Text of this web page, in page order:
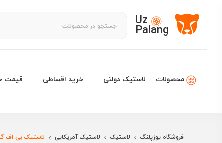
Uz
Palang
محصولات لاستیک دولتی خرید اقساطی قیمت
فروشگاه یوزپلنگ لاستیک لاستیک آمریکایی لاستیک بی اف